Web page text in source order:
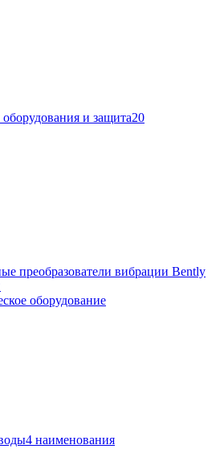
и защита20
преобразователи вибрации Bently
оборудование
4 наименования